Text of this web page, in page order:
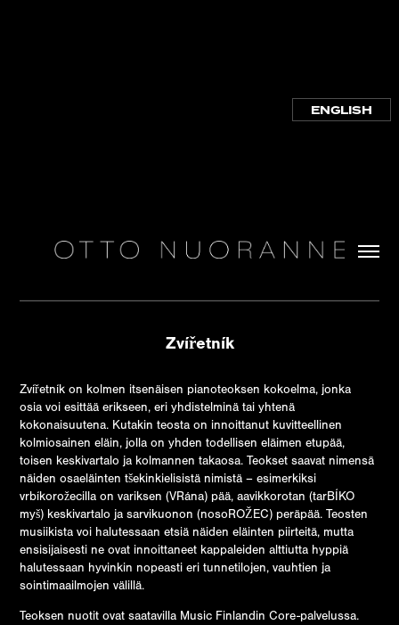
ENGLISH
Zvířetník
Zvířetník on kolmen itsenäisen pianoteoksen kokoelma, jonka
osia voi esittää erikseen, eri yhdistelminä tai yhtenä
kokonaisuutena. Kutakin teosta on innoittanut kuvitteellinen
kolmiosainen eläin, jolla on yhden todellisen eläimen etupää,
toisen keskivartalo ja kolmannen takaosa. Teokset saavat nimensä
näiden osaeläinten tšekinkielisistä nimistä – esimerkiksi
vrbíkorožecilla on variksen (VRána) pää, aavikkorotan (tarBÍKO
myš) keskivartalo ja sarvikuonon (nosoROŽEC) peräpää. Teosten
musiikista voi halutessaan etsiä näiden eläinten piirteitä, mutta
ensisijaisesti ne ovat innoittaneet kappaleiden alttiutta hyppiä
halutessaan hyvinkin nopeasti eri tunnetilojen, vauhtien ja
sointimaailmojen välillä.
Teoksen nuotit ovat saatavilla Music Finlandin Core-palvelussa.